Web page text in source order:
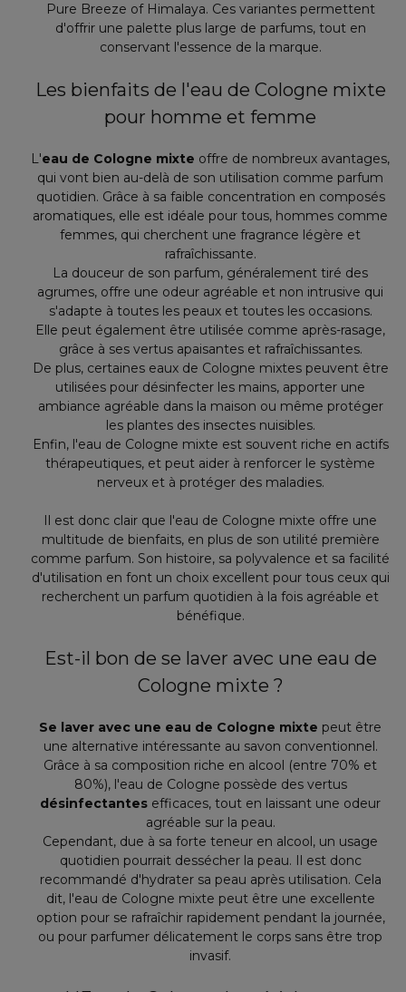
Pure Breeze of Himalaya. Ces variantes permettent
d'offrir une palette plus large de parfums, tout en
conservant l'essence de la marque.
Les bienfaits de l'eau de Cologne mixte
pour homme et femme
L'eau de Cologne mixte offre de nombreux avantages,
qui vont bien au-delà de son utilisation comme parfum
quotidien. Grâce à sa faible concentration en composés
aromatiques, elle est idéale pour tous, hommes comme
femmes, qui cherchent une fragrance légère et
rafraîchissante.
La douceur de son parfum, généralement tiré des
agrumes, offre une odeur agréable et non intrusive qui
s'adapte à toutes les peaux et toutes les occasions.
Elle peut également être utilisée comme après-rasage,
grâce à ses vertus apaisantes et rafraîchissantes.
De plus, certaines eaux de Cologne mixtes peuvent être
utilisées pour désinfecter les mains, apporter une
ambiance agréable dans la maison ou même protéger
les plantes des insectes nuisibles.
Enfin, l'eau de Cologne mixte est souvent riche en actifs
thérapeutiques, et peut aider à renforcer le système
nerveux et à protéger des maladies.
Il est donc clair que l'eau de Cologne mixte offre une
multitude de bienfaits, en plus de son utilité première
comme parfum. Son histoire, sa polyvalence et sa facilité
d'utilisation en font un choix excellent pour tous ceux qui
recherchent un parfum quotidien à la fois agréable et
bénéfique.
Est-il bon de se laver avec une eau de
Cologne mixte ?
Se laver avec une eau de Cologne mixte peut être
une alternative intéressante au savon conventionnel.
Grâce à sa composition riche en alcool (entre 70% et
80%), l'eau de Cologne possède des vertus
désinfectantes efficaces, tout en laissant une odeur
agréable sur la peau.
Cependant, due à sa forte teneur en alcool, un usage
quotidien pourrait dessécher la peau. Il est donc
recommandé d'hydrater sa peau après utilisation. Cela
dit, l'eau de Cologne mixte peut être une excellente
option pour se rafraîchir rapidement pendant la journée,
ou pour parfumer délicatement le corps sans être trop
invasif.